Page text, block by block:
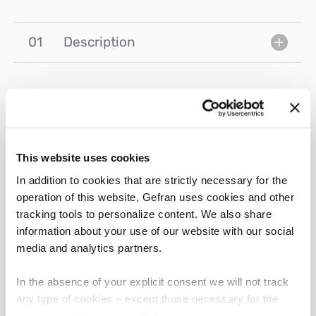
This website uses cookies
In addition to cookies that are strictly necessary for the
operation of this website, Gefran uses cookies and other
tracking tools to personalize content. We also share
information about your use of our website with our social
media and analytics partners.
In the absence of your explicit consent we will not track
any type of cookies – except those necessary for the
01 Description
Tout afficher Études de cas Actualités
Matières plastiques